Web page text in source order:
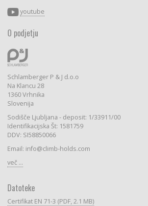
youtube
O podjetju
Schlamberger P & J d.o.o
Na Klancu 28
1360 Vrhnika
Slovenija
Sodišče Ljubljana - deposit: 1/33911/00
Identifikacijska Št: 1581759
DDV: SI58850066
Email: info@climb-holds.com
več ...
Datoteke
Certifikat EN 71-3 (PDF, 2.1 MB)